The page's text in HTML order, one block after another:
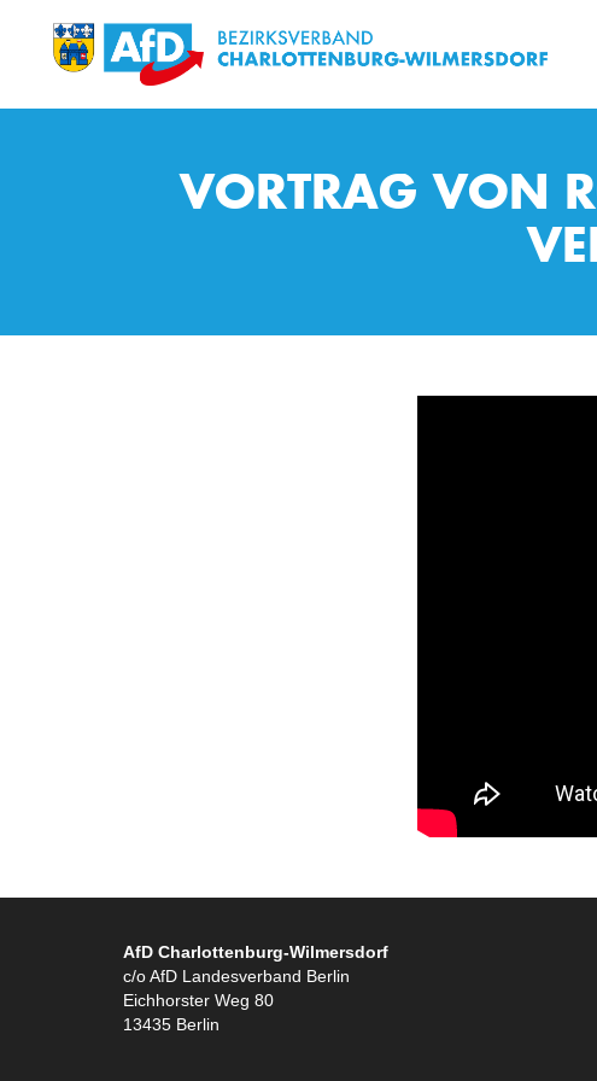
VORTRAG VON
AfD Charlottenburg-Wilmersdorf
c/o AfD Landesverband Berlin
Eichhorster Weg 80
13435 Berlin